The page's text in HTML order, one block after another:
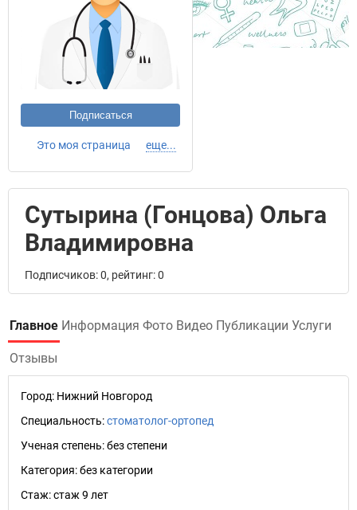
Подписаться
Это моя страница еще...
Сутырина (Гонцова) Ольга
Владимировна
Подписчиков: 0, рейтинг: 0
Главное Информация Фото Видео Публикации Услуги
Отзывы
Город: Нижний Новгород
Специальность:стоматолог-ортопед
Ученая степень:без степени
Категория:без категории
Стаж:стаж 9 лет